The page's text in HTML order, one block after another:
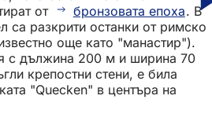
от
бронзовата епоха. В
са разкрити останки от римско
още като "манастир").
с дължина 200 м и ширина 70
крепостни стени, е била
"Quecken" в центъра на